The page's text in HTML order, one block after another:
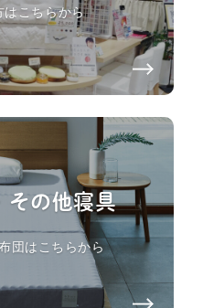
はこちらから
その他寝具
団はこちらから